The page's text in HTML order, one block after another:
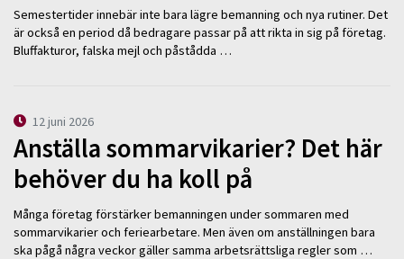
Semestertider innebär inte bara lägre bemanning och nya rutiner. Det
är också en period då bedragare passar på att rikta in sig på företag.
Bluffakturor, falska mejl och påstådda …
12 juni 2026
Anställa sommarvikarier? Det här
behöver du ha koll på
Många företag förstärker bemanningen under sommaren med
sommarvikarier och feriearbetare. Men även om anställningen bara
ska pågå några veckor gäller samma arbetsrättsliga regler som …